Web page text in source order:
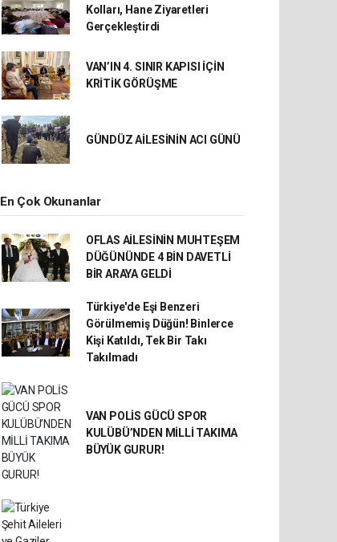
Kolları, Hane Ziyaretleri
Gerçekleştirdi
VAN’IN 4. SINIR KAPISI İÇİN
KRİTİK GÖRÜŞME
GÜNDÜZ AİLESİNİN ACI GÜNÜ
En Çok Okunanlar
OFLAS AİLESİNİN MUHTEŞEM
DÜĞÜNÜNDE 4 BİN DAVETLİ
BİR ARAYA GELDİ
Türkiye'de Eşi Benzeri
Görülmemiş Düğün! Binlerce
Kişi Katıldı, Tek Bir Takı
Takılmadı
VAN POLİS GÜCÜ SPOR
KULÜBÜ’NDEN MİLLİ TAKIMA
BÜYÜK GURUR!